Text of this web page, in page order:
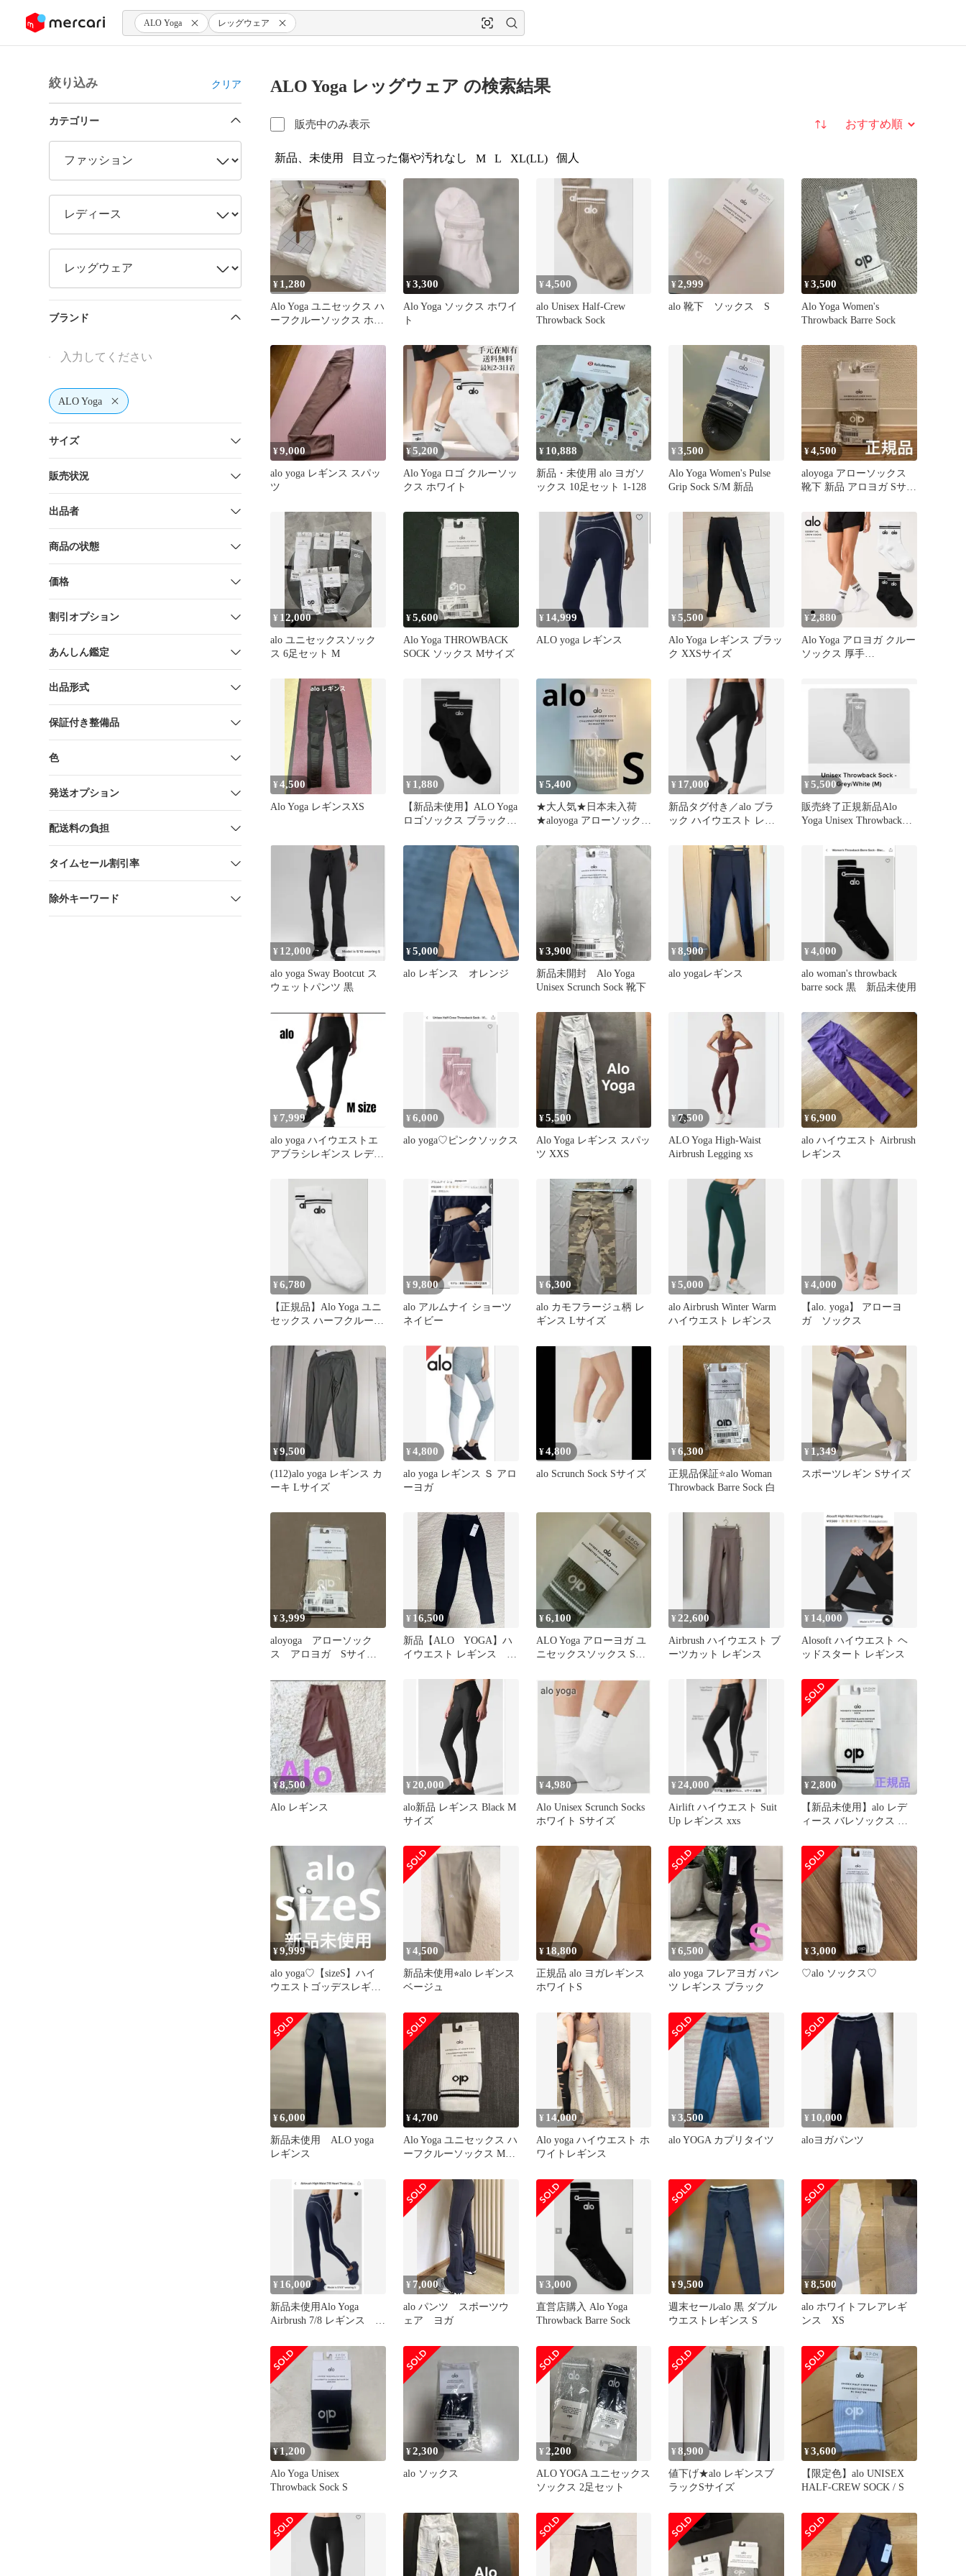
ツにスキップ ALO Yoga レッグウェア
絞り込み クリア
カテゴリー
ブランド
ALO Yoga
サイズ
販売状況
出品者
商品の状態
価格
割引オプション
あんしん鑑定
出品形式
保証付き整備品
色
発送オプション
配送料の負担
タイムセール割引率
除外キーワード
ALO Yoga レッグウェア の検索結果
販売中のみ表示 並び替え
新品、未使用 目立った傷や汚れなし M L XL(LL) 個人
¥ 1,280
Alo Yoga ユニセックス ハ
ーフクルーソックス ホワ
¥3,300
Alo Yoga ソックス ホワイ
ト
¥4,500
alo Unisex Half-Crew
Throwback Sock
¥2,999
alo 靴下 ソックス S
¥3,500
Alo Yoga Women's
Throwback Barre Sock
¥9,000
alo yoga レギンス スパッ
ツ
¥5,200
Alo Yoga ロゴ クルーソッ
クス ホワイト
¥ 10,888
新品・未使用 alo ヨガソ
ックス 10足セット 1-128
¥3,500
Alo Yoga Women's Pulse
Grip Sock S/M 新品
¥4,500
aloyoga アローソックス
靴下 新品 アロヨガ Sサイ
¥ 12,000
alo ユニセックスソック
ス 6足セット M
¥5,600
Alo Yoga THROWBACK
SOCK ソックス Mサイズ
¥ 14,999
ALO yoga レギンス
¥5,500
Alo Yoga レギンス ブラッ
ク XXSサイズ
¥2,880
Alo Yoga アロヨガ クルー
ソックス 厚手
靴下 男女兼用 国内発送
¥4,500
Alo Yoga レギンスXS
¥ 1,880
【新品未使用】ALO Yoga
ロゴソックス ブラック
¥5,400
★大人気★日本未入荷
★aloyoga アローソックス
¥ 17,000
新品タグ付き／alo ブラ
ック ハイウエスト レギ
¥5,500
販売終了正規新品Alo
Yoga Unisex Throwback
¥ 12,000
alo yoga Sway Bootcut ス
ウェットパンツ 黒
¥5,000
alo レギンス オレンジ
¥3,900
新品未開封 Alo Yoga
Unisex Scrunch Sock 靴下
¥8,900
alo yogaレギンス
¥4,000
alo woman's throwback
barre sock 黒 新品未使用
¥ 7,999
alo yoga ハイウエストエ
アブラシレギンス レディ
¥6,000
alo yoga♡ピンクソックス
¥5,500
Alo Yoga レギンス スパッ
ツ XXS
¥7,500
ALO Yoga High-Waist
Airbrush Legging xs
¥6,900
alo ハイウエスト Airbrush
レギンス
¥6,780
【正規品】Alo Yoga ユニ
セックス ハーフクルーソ
¥9,800
alo アルムナイ ショーツ
ネイビー
¥6,300
alo カモフラージュ柄 レ
ギンス Lサイズ
¥5,000
alo Airbrush Winter Warm
ハイウエスト レギンス
¥4,000
【alo. yoga】 アローヨ
ガ ソックス
¥9,500
(112)alo yoga レギンス カ
ーキ Lサイズ
¥4,800
alo yoga レギンス Ｓ アロ
ーヨガ
¥4,800
alo Scrunch Sock Sサイズ
¥6,300
正規品保証⭐️alo Woman
Throwback Barre Sock 白
¥ 1,349
スポーツレギン Sサイズ
¥3,999
aloyoga アローソック
ス アロヨガ Sサイ
¥ 16,500
新品【ALO YOGA】ハ
イウエスト レギンス ア
¥6,100
ALO Yoga アローヨガ ユ
ニセックスソックス Sサ
ー グレー/ホワイト 正規
品
¥ 22,600
Airbrush ハイウエスト ブ
ーツカット レギンス
¥ 14,000
Alosoft ハイウエスト ヘ
ッドスタート レギンス
¥8,500
Alo レギンス
¥ 20,000
alo新品 レギンス Black M
サイズ
¥4,980
Alo Unisex Scrunch Socks
ホワイト Sサイズ
¥ 24,000
Airlift ハイウエスト Suit
Up レギンス xxs
¥2,800
【新品未使用】alo レデ
ィース バレソックス 約
¥9,999
alo yoga♡【sizeS】ハイ
ウエストゴッデスレギン
¥4,500
新品未使用⭐︎alo レギンス
ベージュ
¥ 18,800
正規品 alo ヨガレギンス
ホワイトS
¥6,500
alo yoga フレアヨガ パン
ツ レギンス ブラック
¥3,000
♡alo ソックス♡
¥6,000
新品未使用 ALO yoga
レギンス
¥4,700
Alo Yoga ユニセックス ハ
ーフクルーソックス M
¥ 14,000
Alo yoga ハイウエスト ホ
ワイトレギンス
¥3,500
alo YOGA カプリタイツ
¥ 10,000
aloヨガパンツ
¥ 16,000
新品未使用Alo Yoga
Airbrush 7/8 レギンス
¥ 7,000
alo パンツ スポーツウ
ェア ヨガ
¥3,000
直営店購入 Alo Yoga
Throwback Barre Sock
¥9,500
週末セールalo 黒 ダブル
ウエストレギンス S
¥8,500
alo ホワイトフレアレギ
ンス XS
¥1,200
Alo Yoga Unisex
Throwback Sock S
¥2,300
alo ソックス
¥2,200
ALO YOGA ユニセックス
ソックス 2足セット
¥8,900
値下げ★alo レギンスブ
ラックSサイズ
¥3,600
【限定色】alo UNISEX
HALF-CREW SOCK / S